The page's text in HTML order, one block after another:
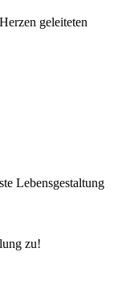
geleiteten
Lebensgestaltung
zu!